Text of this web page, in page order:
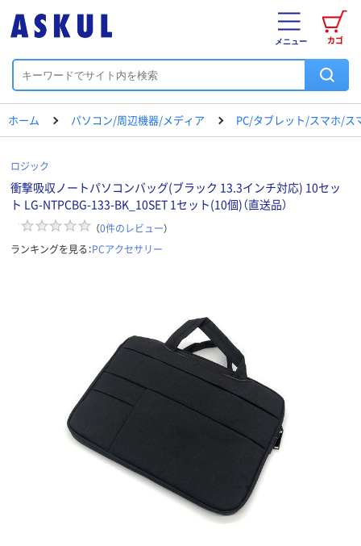
カゴ
メニュー
ホーム パソコン/周辺機器/メディア PC/タブレット/スマホ/ス
ロジック
衝撃吸収ノートパソコンバッグ(ブラック 13.3インチ対応) 10セッ
ト LG-NTPCBG-133-BK_10SET 1セット(10個)（直送品）
（0件のレビュー）
ランキングを見る：PCアクセサリー